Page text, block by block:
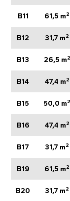
B11 61,5 m2
B12 31,7 m2
B13 26,5 m2
B14 47,4 m2
B15 50,0 m2
B16 47,4 m2
B17 31,7 m2
B19 61,5 m2
B20 31,7 m2